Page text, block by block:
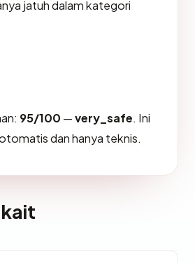
jatuh dalam kategori
95/100 —very_safe. Ini
dan hanya teknis.